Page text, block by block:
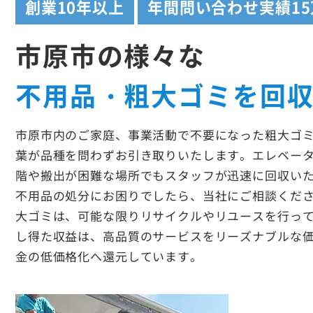
創業10年以上 年間問い合わせ実績
市原市の様々な
不用品・粗大ゴミを回
市原市内のご家庭、事業活動で不要になった粗大ゴ
葉が品種を問わずお引き取りいたします。エレベー
階や搬出が困難な場所でもスタッフが迅速に回収い
不用品の処分にお困りでしたら、当社にご相談くだ
大ゴミは、可能な限りリサイクルやリユースを行っ
し得た収益は、高品質のサービスをリーズナブルな
金の低価格化へ還元しています。